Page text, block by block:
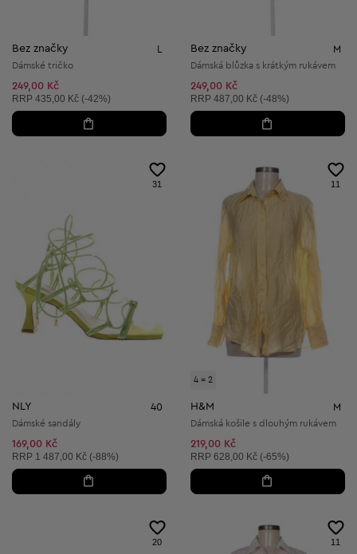
Bez značky
Dámské tričko
249,00 Kč
Doporučená cena:
RRP 435,00 Kč (-42%)
Bez značky M
Dámská blůzka s krátkým rukávem
249,00 Kč
Doporučená cena:
RRP 487,00 Kč (-48%)
31
NLY 40
Dámské sandály
169,00 Kč
Doporučená cena:
RRP 1 487,00 Kč (-88%)
4 = 2
11
H&M M
Dámská košile s dlouhým rukávem
219,00 Kč
Doporučená cena:
RRP 628,00 Kč (-65%)
20 11